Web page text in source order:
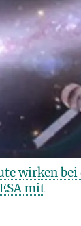
wirken bei
mit